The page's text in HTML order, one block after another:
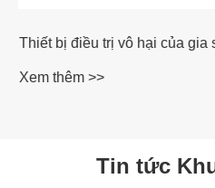
Máy sấy LEES rượu
Xem thêm >>
Tin tức